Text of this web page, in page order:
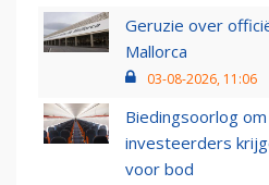
Geruzie over
Mallorca
03-08-2026, 11:06
Biedingsoorlog
investeerders
voor bod